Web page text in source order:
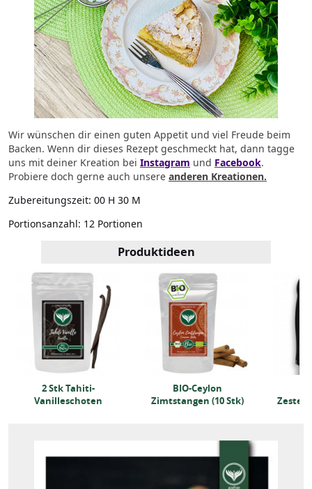
Wir wünschen dir einen guten Appetit und viel Freude beim
Backen. Wenn dir dieses Rezept geschmeckt hat, dann tagge
uns mit deiner Kreation bei Instagram und Facebook.
Probiere doch gerne auch unsere anderen Kreationen.
Zubereitungszeit: 00 H 30 M
Portionsanzahl: 12 Portionen
Produktideen
2 Stk Tahiti-
Vanilleschoten
BIO-Ceylon
Zimtstangen (10 Stk)
Zester/